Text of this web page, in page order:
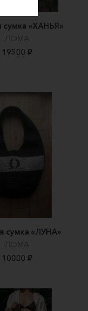
сумка «ХАНЬЯ»
ЛОМА
19500 ₽
сумка «ЛУНА»
ЛОМА
10000 ₽